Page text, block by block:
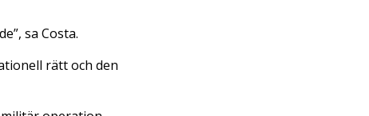
sa Costa.
rätt och den